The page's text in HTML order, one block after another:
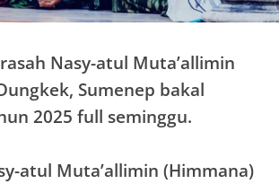
Nasy-atul Muta’allimin
Sumenep bakal
2025 full seminggu.
atul Muta’allimin (Himmana)